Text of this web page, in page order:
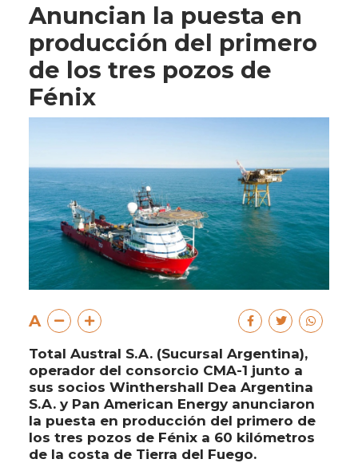
Anuncian la puesta en
producción del primero
de los tres pozos de
Fénix
A
Total Austral S.A. (Sucursal Argentina),
operador del consorcio CMA-1 junto a
sus socios Winthershall Dea Argentina
S.A. y Pan American Energy anunciaron
la puesta en producción del primero de
los tres pozos de Fénix a 60 kilómetros
de la costa de Tierra del Fuego.